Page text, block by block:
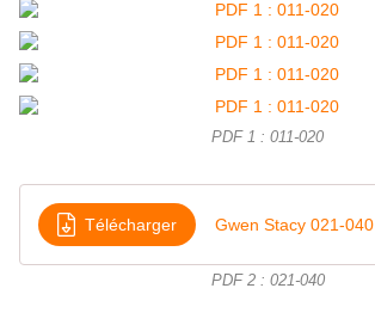
PDF 1 : 011-020
Télécharger Gwen Stacy 021-040
PDF 2 : 021-040